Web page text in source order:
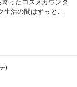
ったコスメカウンタ
生活の間はずっとこ
)